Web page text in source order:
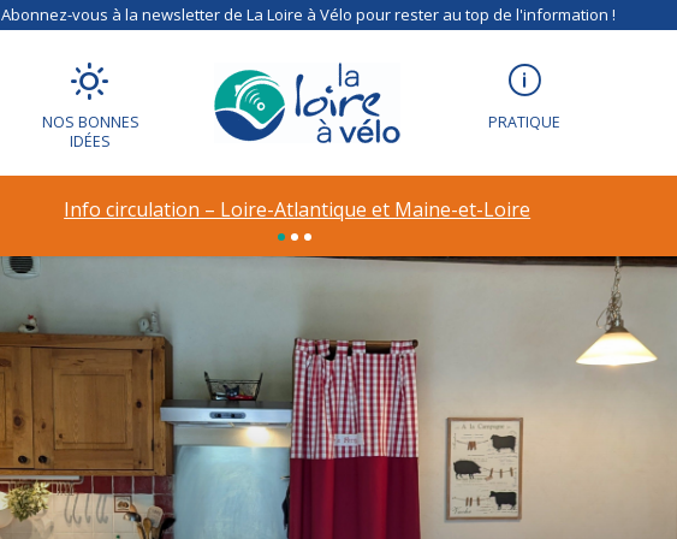
Abonnez-vous à la newsletter de La Loire à Vélo pour rester au top de l'information !
NOS BONNES
IDÉES
PRATIQUE
Info circulation – Loire-Atlantique et Maine-et-Loire